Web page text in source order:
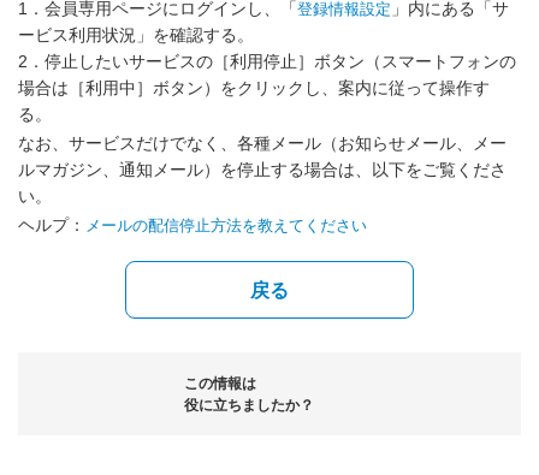
1．会員専用ページにログインし、「登録情報設定 」内にある「サ
ービス利用状況」を確認する。
2．停止したいサービスの［利用停止］ボタン（スマートフォンの
場合は［利用中］ボタン）をクリックし、案内に従って操作す
る。
なお、サービスだけでなく、各種メール（お知らせメール、メー
ルマガジン、通知メール）を停止する場合は、以下をご覧くださ
い。
ヘルプ： メールの配信停止方法を教えてください
戻る
この情報は
役に立ちましたか？